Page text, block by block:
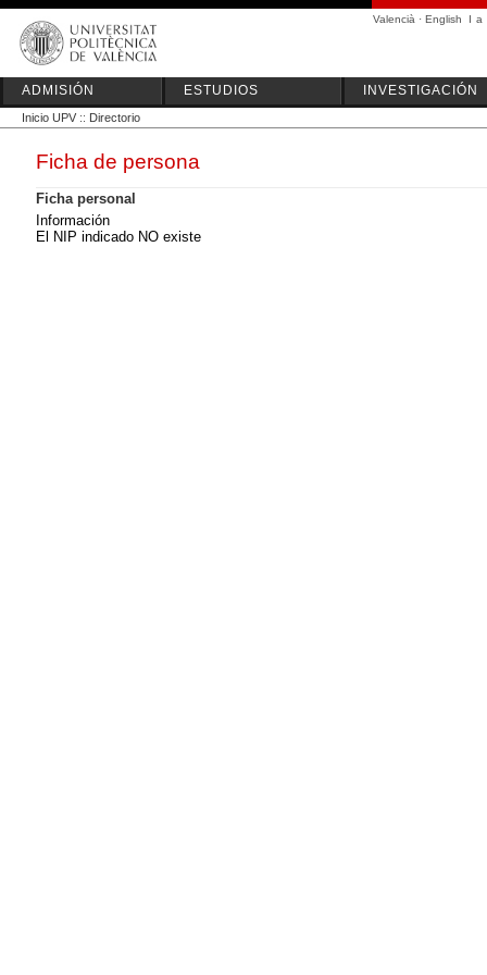
Valencià · English I a
ADMISIÓN ESTUDIOS INVESTIGACIÓN
Inicio UPV :: Directorio
Ficha de persona
Ficha personal
Información
El NIP indicado NO existe